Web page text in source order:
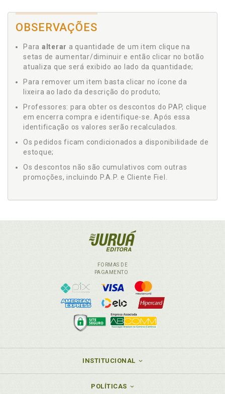
OBSERVAÇÕES
Para alterar a quantidade de um item clique na
setas de aumentar/diminuir e então clicar no botão
atualiza que será exibido ao lado da quantidade;
Para remover um item basta clicar no ícone da
lixeira ao lado da descrição do produto;
Professores: para obter os descontos do PAP, clique
em encerra compra e identifique-se. Após essa
identificação os valores serão recalculados.
Os pedidos ficam condicionados a disponibilidade de
estoque;
Os descontos não são cumulativos com outras
promoções, incluindo P.A.P. e Cliente Fiel.
FORMAS DE
PAGAMENTO
INSTITUCIONAL
POLÍTICAS